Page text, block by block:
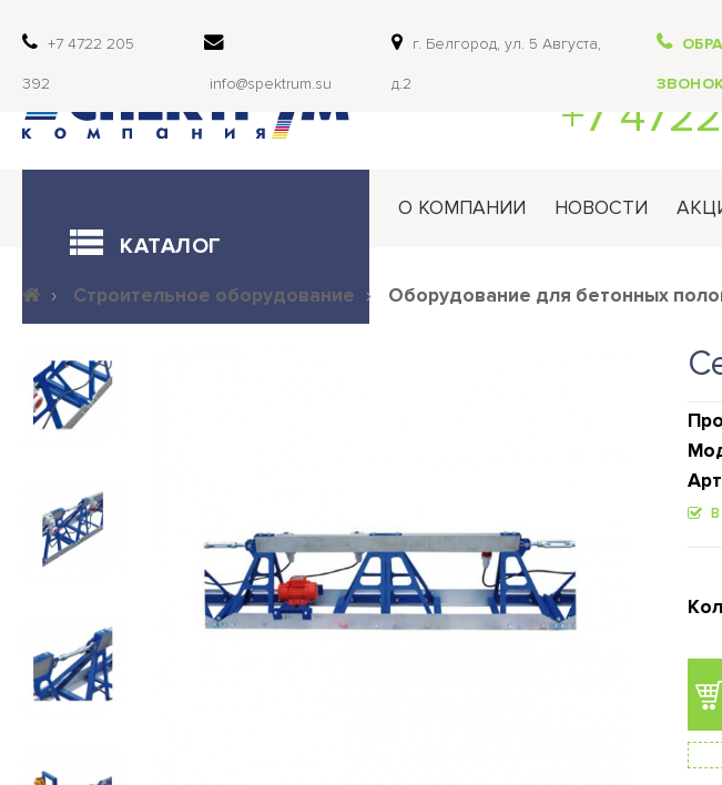
+7 4722 205
392 info@spektrum.su
г. Белгород, ул. 5 Августа,
д.2
+7
КАТАЛОГ
О КОМПАНИИ НОВОСТИ
Строительное оборудование Оборудование для бетонных
В